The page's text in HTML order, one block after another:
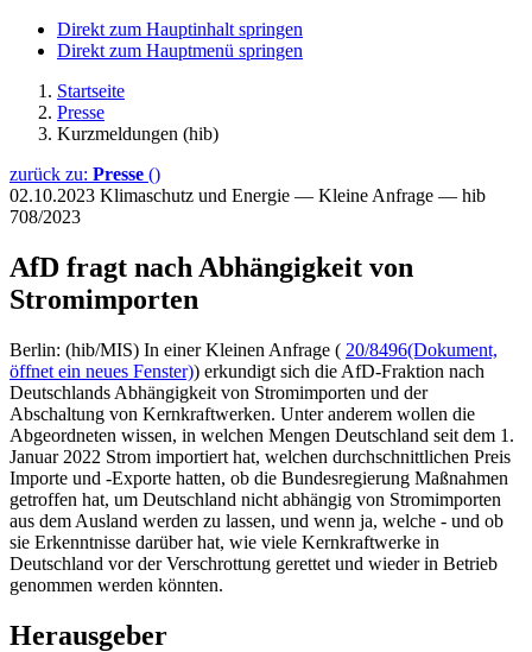
Direkt zum Hauptinhalt springen
Direkt zum Hauptmenü springen
Startseite
Presse
Kurzmeldungen (hib)
zurück zu: Presse ()
02.10.2023 Klimaschutz und Energie — Kleine Anfrage — hib
708/2023
AfD fragt nach Abhängigkeit von
Stromimporten
Berlin: (hib/MIS) In einer Kleinen Anfrage ( 20/8496(Dokument,
öffnet ein neues Fenster)) erkundigt sich die AfD-Fraktion nach
Deutschlands Abhängigkeit von Stromimporten und der
Abschaltung von Kernkraftwerken. Unter anderem wollen die
Abgeordneten wissen, in welchen Mengen Deutschland seit dem 1.
Januar 2022 Strom importiert hat, welchen durchschnittlichen Preis
Importe und -Exporte hatten, ob die Bundesregierung Maßnahmen
getroffen hat, um Deutschland nicht abhängig von Stromimporten
aus dem Ausland werden zu lassen, und wenn ja, welche - und ob
sie Erkenntnisse darüber hat, wie viele Kernkraftwerke in
Deutschland vor der Verschrottung gerettet und wieder in Betrieb
genommen werden könnten.
Herausgeber